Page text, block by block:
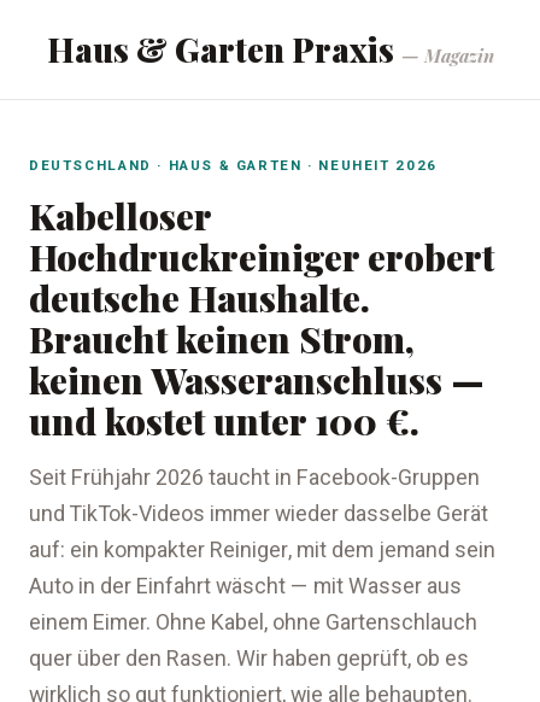
Haus & Garten Praxis — Magazin
DEUTSCHLAND · HAUS & GARTEN · NEUHEIT 2026
Kabelloser
Hochdruckreiniger erobert
deutsche Haushalte.
Braucht keinen Strom,
keinen Wasseranschluss —
und kostet unter 100 €.
Seit Frühjahr 2026 taucht in Facebook-Gruppen
und TikTok-Videos immer wieder dasselbe Gerät
auf: ein kompakter Reiniger, mit dem jemand sein
Auto in der Einfahrt wäscht — mit Wasser aus
einem Eimer. Ohne Kabel, ohne Gartenschlauch
quer über den Rasen. Wir haben geprüft, ob es
wirklich so gut funktioniert, wie alle behaupten.